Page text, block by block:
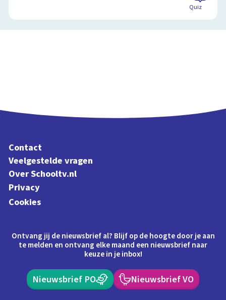
Quiz
Contact
Veelgestelde vragen
Over Schooltv.nl
Privacy
Cookies
Ontvang jij de nieuwsbrief al? Blijf op de hoogte door je aan
te melden en ontvang elke maand een nieuwsbrief naar
keuze in je inbox!
Nieuwsbrief PO Nieuwsbrief VO